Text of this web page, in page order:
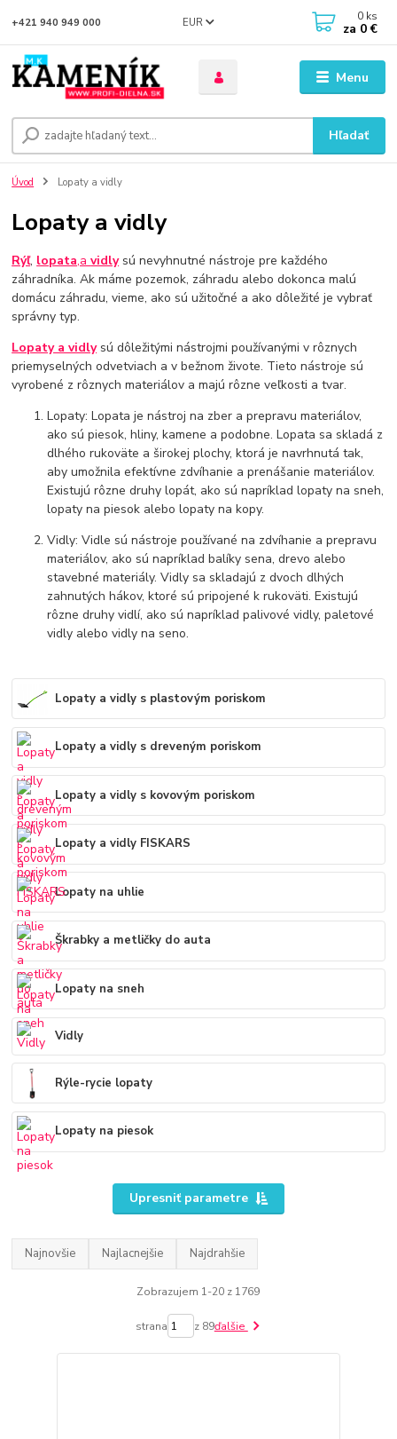
Menu
EUR
Hľadať
+421 940 949 000 0 ks
za 0 €
Úvod Lopaty a vidly
Lopaty a vidly
Rýľ, lopata,avidlysú nevyhnutné nástroje pre každého
záhradníka. Ak máme pozemok, záhradu alebo dokonca malú
domácu záhradu, vieme, ako sú užitočné a ako dôležité je vybrať
správny typ.
Lopaty a vidlysú dôležitými nástrojmi používanými v rôznych
priemyselných odvetviach a v bežnom živote. Tieto nástroje sú
vyrobené z rôznych materiálov a majú rôzne veľkosti a tvar.
Lopaty: Lopata je nástroj na zber a prepravu materiálov,
ako sú piesok, hliny, kamene a podobne. Lopata sa skladá z
dlhého rukoväte a širokej plochy, ktorá je navrhnutá tak,
aby umožnila efektívne zdvíhanie a prenášanie materiálov.
Existujú rôzne druhy lopát, ako sú napríklad lopaty na sneh,
lopaty na piesok alebo lopaty na kopy.
Vidly: Vidle sú nástroje používané na zdvíhanie a prepravu
materiálov, ako sú napríklad balíky sena, drevo alebo
stavebné materiály. Vidly sa skladajú z dvoch dlhých
zahnutých hákov, ktoré sú pripojené k rukoväti. Existujú
rôzne druhy vidlí, ako sú napríklad palivové vidly, paletové
vidly alebo vidly na seno.
Lopaty a vidly s plastovým poriskom
Lopaty a vidly s dreveným poriskom
Lopaty a vidly s kovovým poriskom
Lopaty a vidly FISKARS
Lopaty na uhlie
Škrabky a metličky do auta
Lopaty na sneh
Vidly
Rýle-rycie lopaty
Lopaty na piesok
Upresniť parametre
Najnovšie Najlacnejšie Najdrahšie
Zobrazujem 1-20 z 1769
strana z 89ďalšie